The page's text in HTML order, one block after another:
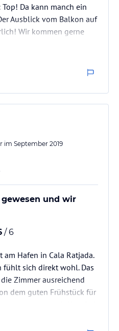
Da kann manch ein
Ausblick vom Balkon auf
Wir kommen gerne
im September 2019
und wir
/ 6
am Hafen in Cala Ratjada.
fühlt sich direkt wohl. Das
Zimmer ausreichend
dem guten Frühstück für
liebevoll hergerichtet.